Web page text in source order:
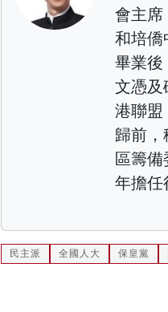
會主席
和培僑
畢業後
文憑及
港聯盟
歸前
區籌
年擔任
民主派 全國人大 保皇黨